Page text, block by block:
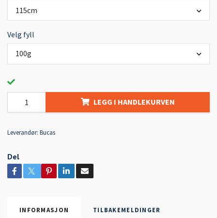
115cm
Velg fyll
100g
LEGG I HANDLEKURVEN
Leverandør: Bucas
Del
INFORMASJON TILBAKEMELDINGER